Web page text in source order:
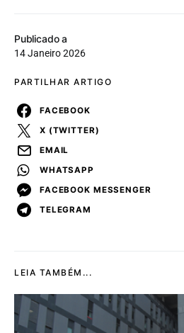
Publicado a
14 Janeiro 2026
PARTILHAR ARTIGO
FACEBOOK
X (TWITTER)
EMAIL
WHATSAPP
FACEBOOK MESSENGER
TELEGRAM
LEIA TAMBÉM...